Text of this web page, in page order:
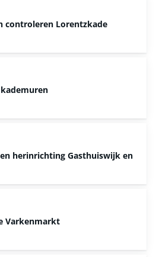
controleren Lorentzkade
herinrichting Gasthuiswijk en
Varkenmarkt